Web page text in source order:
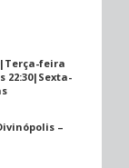
feira
22:30|Sexta-
–